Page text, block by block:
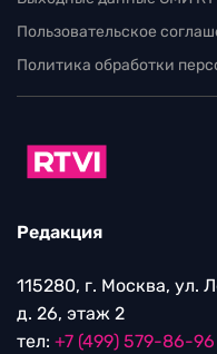
Пользовательское
Политика обработки
Редакция
115280, г. Москва, ул.
д. 26, этаж 2
тел: +7 (499) 579-86-96